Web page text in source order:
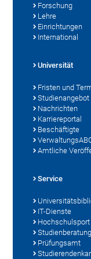
Forschung
Lehre
Einrichtungen
International
Universität
Fristen und
Studienangebot
Nachrichten
Karriereportal
Beschäftigte
Amtliche
Service
IT-Dienste
Hochschulsport
Studienberatung
Prüfungsamt